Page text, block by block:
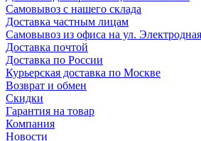
Самовывоз с нашего склада
Доставка частным лицам
Самовывоз из офиса на ул. Электродная
Доставка почтой
Доставка по России
Курьерская доставка по Москве
Возврат и обмен
Скидки
Гарантия на товар
Компания
Новости